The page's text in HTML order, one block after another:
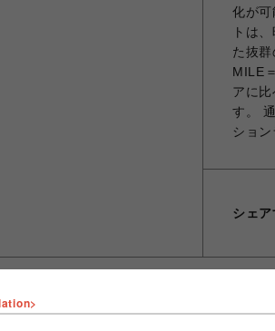
化が
トは
た抜
MILE
アに
す。
ション
シェア